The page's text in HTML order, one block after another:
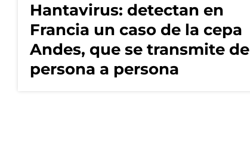
Hantavirus: detectan en
Francia un caso de la cepa
Andes, que se transmite de
persona a persona